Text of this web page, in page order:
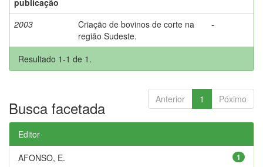
2003
Criação de bovinos de corte na
região Sudeste.
-
Resultado 1-1 de 1.
Anterior 1 Póximo
Busca facetada
Editor
1
AFONSO, E.